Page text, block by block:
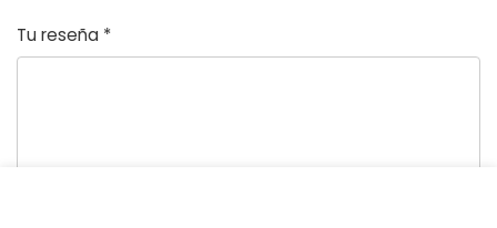
Tu reseña *